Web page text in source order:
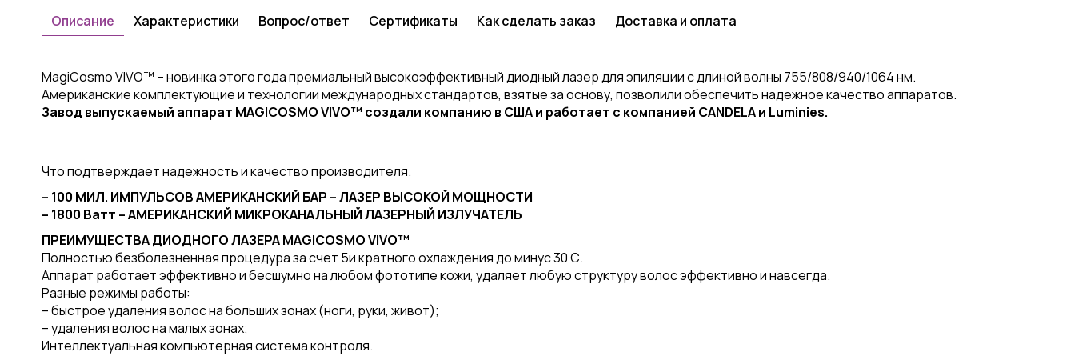
Описание Характеристики Вопрос/ответ Сертификаты Как сделать заказ Доставка и оплата
MagiCosmo VIVO™ – новинка этого года премиальный высокоэффективный диодный лазер для эпиляции с длиной волны 755/808/940/1064 нм.
Американские комплектующие и технологии международных стандартов, взятые за основу, позволили обеспечить надежное качество аппаратов.
Завод выпускаемый аппарат MAGICOSMO VIVO™ создали компанию в США и работает с компанией CANDELA и Luminies.
Что подтверждает надежность и качество производителя.
– 100 МИЛ. ИМПУЛЬСОВ АМЕРИКАНСКИЙ БАР – ЛАЗЕР ВЫСОКОЙ МОЩНОСТИ
– 1800 Ватт – АМЕРИКАНСКИЙ МИКРОКАНАЛЬНЫЙ ЛАЗЕРНЫЙ ИЗЛУЧАТЕЛЬ
ПРЕИМУЩЕСТВА ДИОДНОГО ЛАЗЕРА MAGICOSMO VIVO™
Полностью безболезненная процедура за счет 5и кратного охлаждения до минус 30 С.
Аппарат работает эффективно и бесшумно на любом фототипе кожи, удаляет любую структуру волос эффективно и навсегда.
Разные режимы работы:
– быстрое удаления волос на больших зонах (ноги, руки, живот);
– удаления волос на малых зонах;
Интеллектуальная компьютерная система контроля.